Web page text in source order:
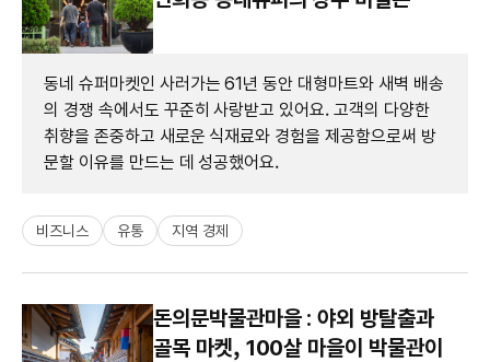
동네 슈퍼마켓인 사러가는 61년 동안 대형마트와 새벽 배송
의 경쟁 속에서도 꾸준히 사랑받고 있어요. 고객의 다양한
취향을 존중하고 새로운 식재료와 경험을 제공함으로써 방
문할 이유를 만드는 데 성공했어요.
비즈니스 유통 지역 경제
돈의문박물관마을 : 야외 방탈출과
골목 마켓, 100살 마을이 박물관이